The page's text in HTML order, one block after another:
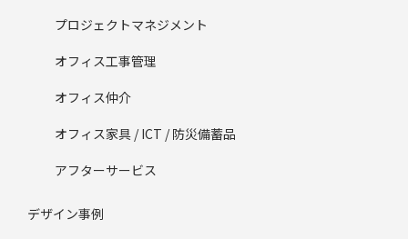
プロジェクトマネジメント
オフィス工事管理
オフィス仲介
オフィス家具 / ICT / 防災備蓄品
アフターサービス
デザイン事例